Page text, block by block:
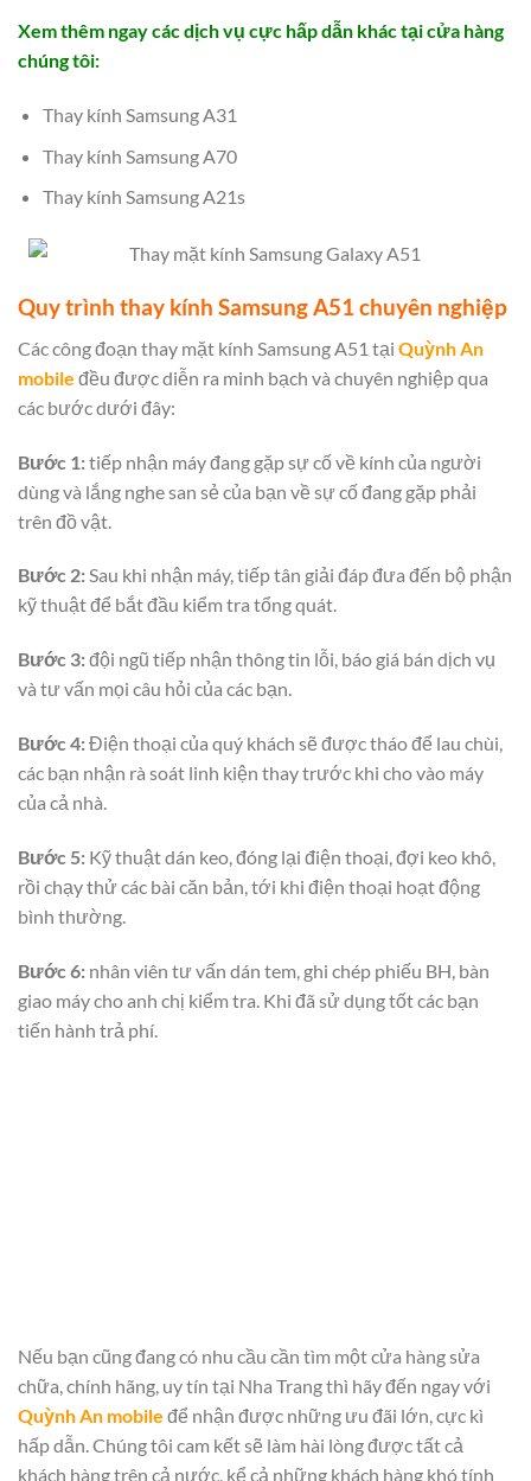
Xem thêm ngay các dịch vụ cực hấp dẫn khác tại cửa hàng
chúng tôi:
Thay kính Samsung A31
Thay kính Samsung A70
Thay kính Samsung A21s
Quy trình thay kính Samsung A51 chuyên nghiệp
Các công đoạn thay mặt kính Samsung A51 tại Quỳnh An
mobile đều được diễn ra minh bạch và chuyên nghiệp qua
các bước dưới đây:
Bước 1:tiếp nhận máy đang gặp sự cố về kính của người
dùng và lắng nghe san sẻ của bạn về sự cố đang gặp phải
trên đồ vật.
Bước 2:Sau khi nhận máy, tiếp tân giải đáp đưa đến bộ phận
kỹ thuật để bắt đầu kiểm tra tổng quát.
Bước 3:đội ngũ tiếp nhận thông tin lỗi, báo giá bán dịch vụ
và tư vấn mọi câu hỏi của các bạn.
Bước 4:Điện thoại của quý khách sẽ được tháo để lau chùi,
các bạn nhận rà soát linh kiện thay trước khi cho vào máy
của cả nhà.
Bước 5: Kỹ thuật dán keo, đóng lại điện thoại, đợi keo khô,
rồi chạy thử các bài căn bản, tới khi điện thoại hoạt động
bình thường.
Bước 6: nhân viên tư vấn dán tem, ghi chép phiếu BH, bàn
giao máy cho anh chị kiểm tra. Khi đã sử dụng tốt các bạn
tiến hành trả phí.
Nếu bạn cũng đang có nhu cầu cần tìm một cửa hàng sửa
chữa,chính hãng, uy tín tại Nha Trang thì hãy đến ngay với
Quỳnh An mobile để nhận được những ưu đãi lớn, cực kì
hấp dẫn. Chúng tôi cam kết sẽ làm hài lòng được tất cả
khách hàng trên cả nước, kể cả những khách hàng khó tính